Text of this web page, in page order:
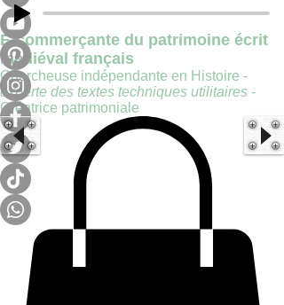
E-commerçante du patrimoine écrit
médiéval français
Chercheuse indépendante en Histoire -
experte des textes techniques utilitaires -
Créatrice patrimoniale